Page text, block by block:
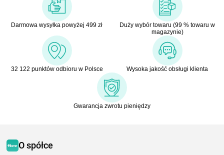
Darmowa wysyłka powyżej 499 zł
Duży wybór towaru (99 % towaru w
magazynie)
32 122 punktów odbioru w Polsce Wysoka jakość obsługi klienta
Gwarancja zwrotu pieniędzy
O spółce